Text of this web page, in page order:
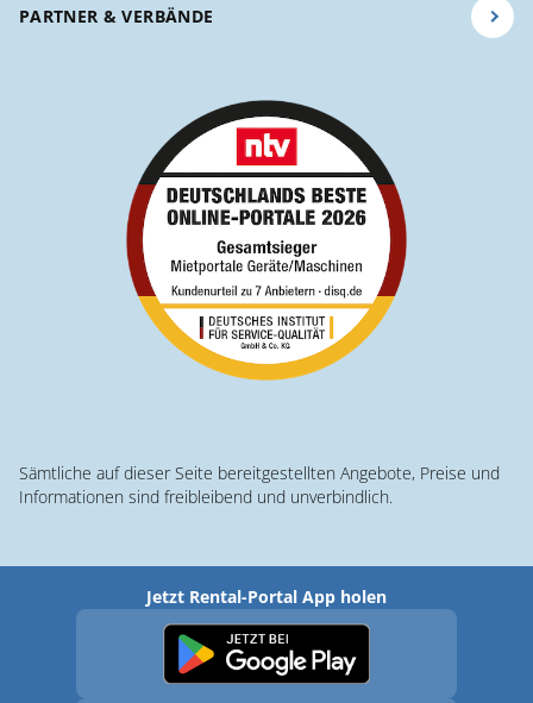
PARTNER & VERBÄNDE
Sämtliche auf dieser Seite bereitgestellten Angebote, Preise und
Informationen sind freibleibend und unverbindlich.
Jetzt Rental-Portal App holen